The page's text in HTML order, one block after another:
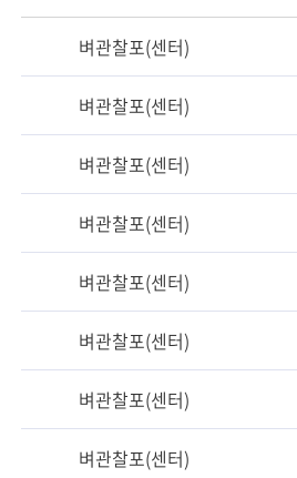
벼관찰포(센터)
벼관찰포(센터)
벼관찰포(센터)
벼관찰포(센터)
벼관찰포(센터)
벼관찰포(센터)
벼관찰포(센터)
벼관찰포(센터)